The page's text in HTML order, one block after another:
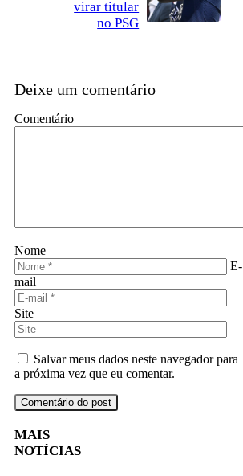
virar titular
no PSG
Deixe um comentário
Comentário
Nome
E-
mail
Site
Salvar meus dados neste navegador para
a próxima vez que eu comentar.
MAIS
NOTÍCIAS